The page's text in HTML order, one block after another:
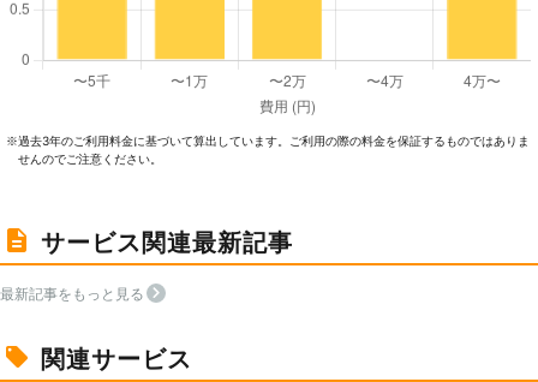
※過去3年のご利⽤料⾦に基づいて算出しています。ご利⽤の際の料⾦を保証するものではありま
せんのでご注意ください。
サービス関連最新記事
最新記事をもっと見る
関連サービス